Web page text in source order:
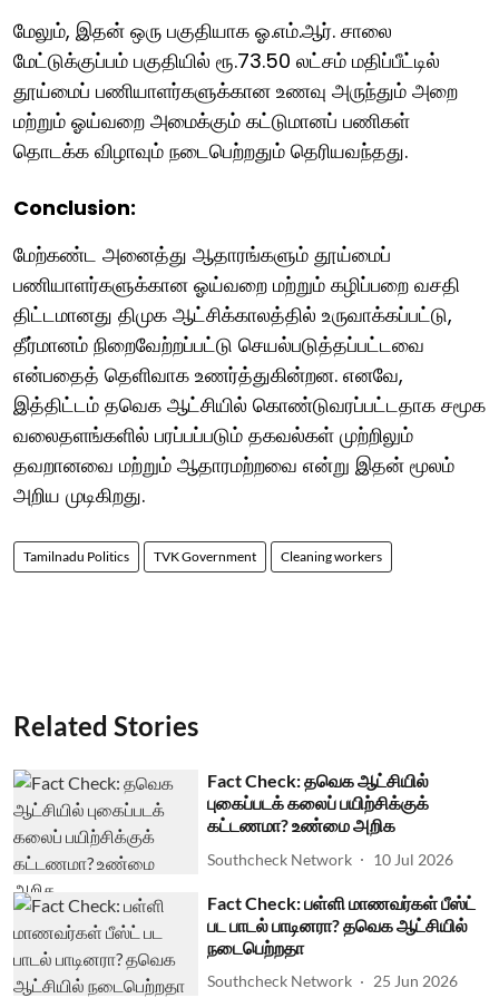
மேலும், இதன் ஒரு பகுதியாக ஓ.எம்.ஆர். சாலை
மேட்டுக்குப்பம் பகுதியில் ரூ.73.50 லட்சம் மதிப்பீட்டில்
தூய்மைப் பணியாளர்களுக்கான உணவு அருந்தும் அறை
மற்றும் ஓய்வறை அமைக்கும் கட்டுமானப் பணிகள்
தொடக்க விழாவும் நடைபெற்றதும் தெரியவந்தது.
Conclusion:
மேற்கண்ட அனைத்து ஆதாரங்களும் தூய்மைப்
பணியாளர்களுக்கான ஓய்வறை மற்றும் கழிப்பறை வசதி
திட்டமானது திமுக ஆட்சிக்காலத்தில் உருவாக்கப்பட்டு,
தீர்மானம் நிறைவேற்றப்பட்டு செயல்படுத்தப்பட்டவை
என்பதைத் தெளிவாக உணர்த்துகின்றன. எனவே,
இத்திட்டம் தவெக ஆட்சியில் கொண்டுவரப்பட்டதாக சமூக
வலைதளங்களில் பரப்பப்படும் தகவல்கள் முற்றிலும்
தவறானவை மற்றும் ஆதாரமற்றவை என்று இதன் மூலம்
அறிய முடிகிறது.
Tamilnadu Politics TVK Government Cleaning workers
Related Stories
Fact Check: தவெக ஆட்சியில்
புகைப்படக் கலைப் பயிற்சிக்குக்
கட்டணமா? உண்மை அறிக
Southcheck Network 10 Jul 2026
Fact Check: பள்ளி மாணவர்கள் பீஸ்ட்
பட பாடல் பாடினரா? தவெக ஆட்சியில்
நடைபெற்றதா
Southcheck Network 25 Jun 2026